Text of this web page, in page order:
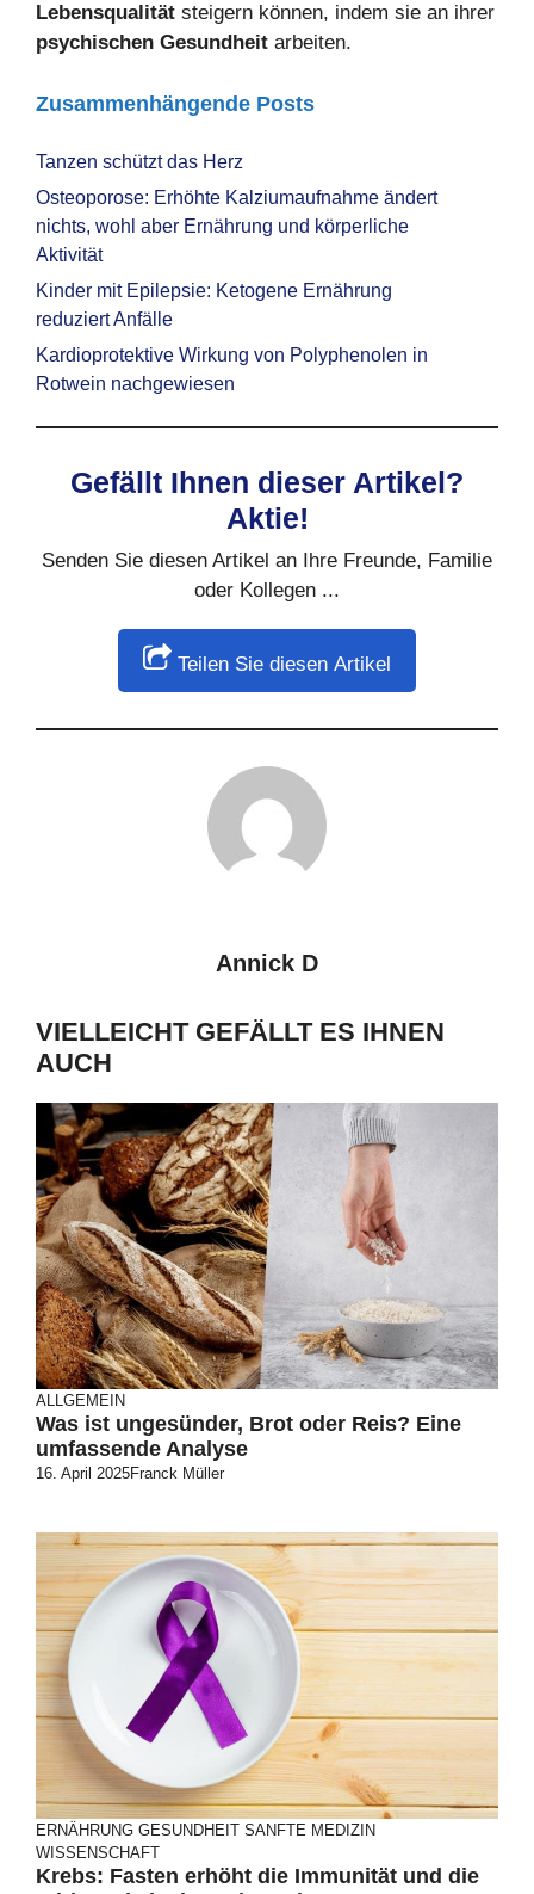
Lebensqualität steigern können, indem sie an ihrer
psychischen Gesundheit arbeiten.
Zusammenhängende Posts
Tanzen schützt das Herz
Osteoporose: Erhöhte Kalziumaufnahme ändert
nichts, wohl aber Ernährung und körperliche
Aktivität
Kinder mit Epilepsie: Ketogene Ernährung
reduziert Anfälle
Kardioprotektive Wirkung von Polyphenolen in
Rotwein nachgewiesen
Gefällt Ihnen dieser Artikel?
Aktie!
Senden Sie diesen Artikel an Ihre Freunde, Familie
oder Kollegen ...
Teilen Sie diesen Artikel
Annick D
VIELLEICHT GEFÄLLT ES IHNEN
AUCH
ALLGEMEIN
Was ist ungesünder, Brot oder Reis? Eine
umfassende Analyse
16. April 2025Franck Müller
ERNÄHRUNG GESUNDHEIT SANFTE MEDIZIN
WISSENSCHAFT
Krebs: Fasten erhöht die Immunität und die